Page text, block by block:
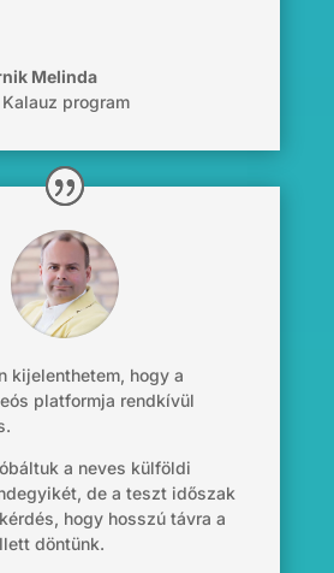
Melinda
program
kijelenthetem, hogy a
platformja rendkívül
a neves külföldi
de a teszt időszak
hogy hosszú távra a
döntünk.